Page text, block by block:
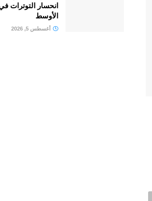
انحسار التوترات
الأوسط
أغسطس 5, 2026